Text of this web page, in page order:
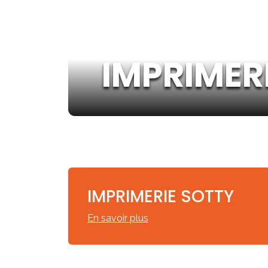
IMPRIMERIE SOTTY
En savoir plus